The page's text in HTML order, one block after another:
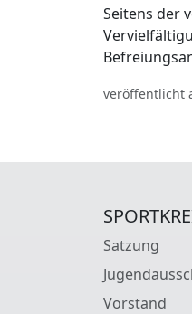
Seitens der
veröffentlicht
Satzung
Vorstand